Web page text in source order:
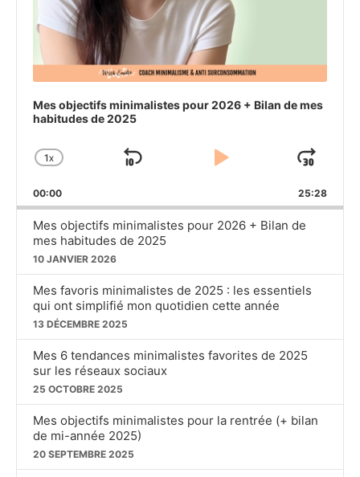
Mes objectifs minimalistes pour 2026 + Bilan de mes
habitudes de 2025
CHANGE
RATE
1X
SKIP
PLAY
PAUSE
00:00 25:28
Mes objectifs minimalistes pour 2026 + Bilan de
mes habitudes de 2025
10 JANVIER 2026
Mes favoris minimalistes de 2025 : les essentiels
qui ont simplifié mon quotidien cette année
13 DÉCEMBRE 2025
Mes 6 tendances minimalistes favorites de 2025
sur les réseaux sociaux
25 OCTOBRE 2025
Mes objectifs minimalistes pour la rentrée (+ bilan
de mi-année 2025)
20 SEPTEMBRE 2025